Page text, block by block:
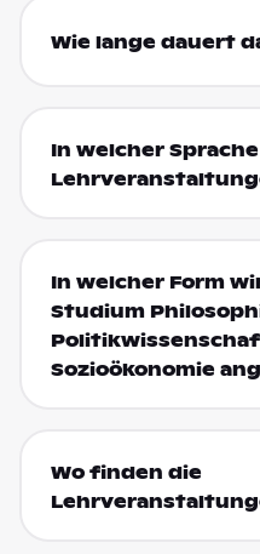
Wie lange dauert
In welcher
In welcher Form
Studium
Sozioökonomie
Wo finden die